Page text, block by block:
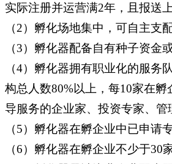
实际注册并运营满2年，且报送
（2）孵化场地集中，可自主
（3）孵化器配备自有种子资
（4）孵化器拥有职业化的服
构总人数80%以上，每10家在
导服务的企业家、投资专家、
（5）孵化器在孵企业中已申
（6）孵化器在孵企业不少于